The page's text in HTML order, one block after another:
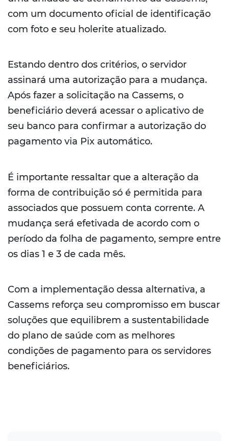
com um documento oficial de identificação
com foto e seu holerite atualizado.
Estando dentro dos critérios, o servidor
assinará uma autorização para a mudança.
Após fazer a solicitação na Cassems, o
beneficiário deverá acessar o aplicativo de
seu banco para confirmar a autorização do
pagamento via Pix automático.
É importante ressaltar que a alteração da
forma de contribuição só é permitida para
associados que possuem conta corrente. A
mudança será efetivada de acordo com o
período da folha de pagamento, sempre entre
os dias 1 e 3 de cada mês.
Com a implementação dessa alternativa, a
Cassems reforça seu compromisso em buscar
soluções que equilibrem a sustentabilidade
do plano de saúde com as melhores
condições de pagamento para os servidores
beneficiários.